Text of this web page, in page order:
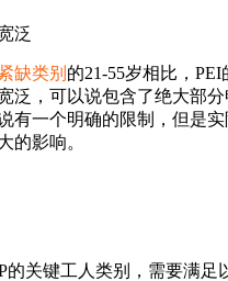
泛
缺类别 的21-55岁相比，PEI
泛，可以说包含了绝大部
有一个明确的限制，但是实
的影响。
的关键工人类别，需要满足